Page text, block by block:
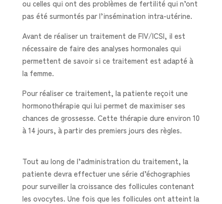
ou celles qui ont des problèmes de fertilité qui n’ont
pas été surmontés par l’insémination intra-utérine.
Avant de réaliser un traitement de FIV/ICSI, il est
nécessaire de faire des analyses hormonales qui
permettent de savoir si ce traitement est adapté à
la femme.
Pour réaliser ce traitement, la patiente reçoit une
hormonothérapie qui lui permet de maximiser ses
chances de grossesse. Cette thérapie dure environ 10
à 14 jours, à partir des premiers jours des règles.
Tout au long de l’administration du traitement, la
patiente devra effectuer une série d’échographies
pour surveiller la croissance des follicules contenant
les ovocytes. Une fois que les follicules ont atteint la